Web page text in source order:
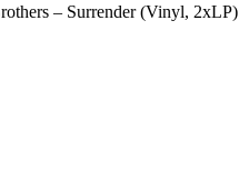
– Surrender (Vinyl, 2xLP)